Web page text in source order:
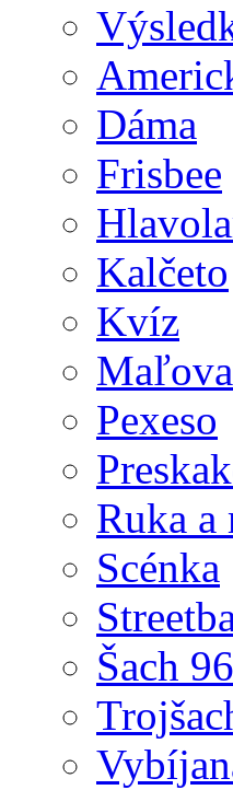
Dáma
Frisbee
Kalčeto
Kvíz
Pexeso
Ruka a
Scénka
Šach